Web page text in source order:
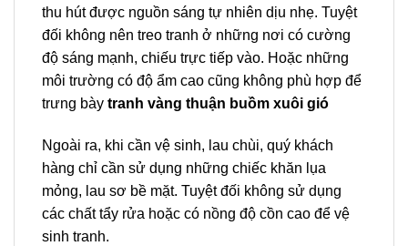
thu hút được nguồn sáng tự nhiên dịu nhẹ. Tuyệt
đối không nên treo tranh ở những nơi có cường
độ sáng mạnh, chiếu trực tiếp vào. Hoặc những
môi trường có độ ẩm cao cũng không phù hợp để
trưng bày tranh vàng thuận buồm xuôi gió
Ngoài ra, khi cần vệ sinh, lau chùi, quý khách
hàng chỉ cần sử dụng những chiếc khăn lụa
mỏng, lau sơ bề mặt. Tuyệt đối không sử dụng
các chất tẩy rửa hoặc có nồng độ cồn cao để vệ
sinh tranh.